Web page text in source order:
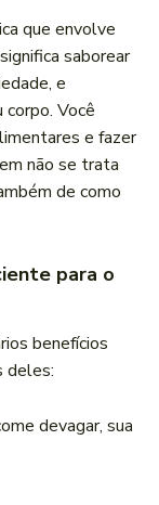
que envolve
saborear
e
Você
e fazer
não se trata
de como
para o
benefícios
deles:
devagar, sua